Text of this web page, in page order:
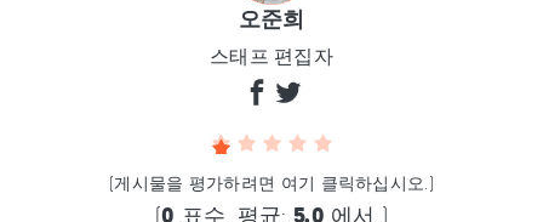
오준희
스태프 편집자
(게시물을 평가하려면 여기 클릭하십시오.)
(0 표수, 평균: 5.0 에서 )